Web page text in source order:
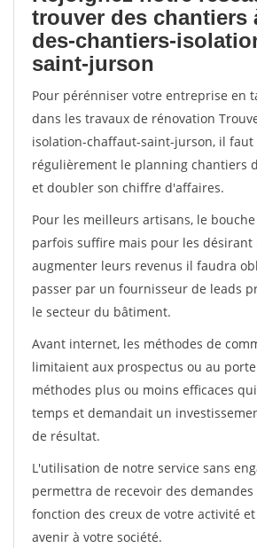
trouver des chantiers
des-chantiers-
saint-jurson
Pour pérénniser votre entreprise en
dans les travaux de rénovation
isolation-chaffaut-saint-jurson, il
régulièrement le planning chantiers
et doubler son chiffre d'affaires.
Pour les meilleurs artisans, le
parfois suffire mais pour les désirant
augmenter leurs revenus il faudra
passer par un fournisseur de leads
le secteur du bâtiment.
Avant internet, les méthodes de
limitaient aux prospectus ou au
méthodes plus ou moins efficaces
temps et demandait un
de résultat.
L'utilisation de notre service sans
permettra de recevoir des demandes
fonction des creux de votre activité
avenir à votre société.